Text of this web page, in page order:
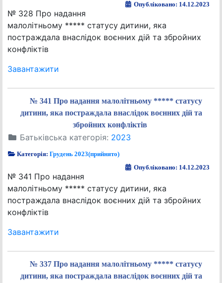
Опубліковано: 14.12.2023
№ 328 Про надання
малолітньому ***** статусу дитини, яка
постраждала внаслідок воєнних дій та збройних
конфліктів
Завантажити
№ 341 Про надання малолітньому ***** статусу
дитини, яка постраждала внаслідок воєнних дій та
збройних конфліктів
Батьківська категорія: 2023
Категорія:Грудень 2023(прийнято)
Опубліковано: 14.12.2023
№ 341 Про надання
малолітньому ***** статусу дитини, яка
постраждала внаслідок воєнних дій та збройних
конфліктів
Завантажити
№ 337 Про надання малолітньому ***** статусу
дитини, яка постраждала внаслідок воєнних дій та